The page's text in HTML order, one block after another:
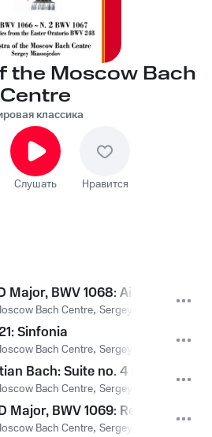
the Moscow Bach
Centre
классика
Слушать Нравится
Major, BWV 1068: Air
Bach Centre, Sergey Miassojedov
Sinfonia
Bach Centre, Sergey Miassojedov
Bach: Suite no. 4 BWV 1069
Bach Centre, Sergey Miassojedov
Major, BWV 1069: Réjouissance
Bach Centre, Sergey Miassojedov